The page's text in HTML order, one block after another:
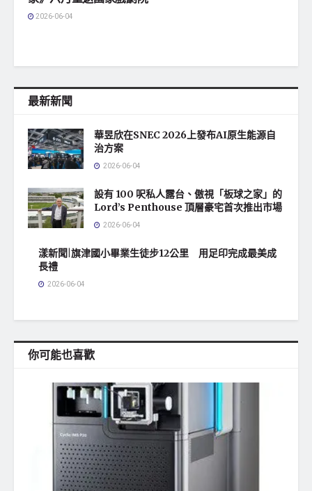
2026-06-04
最新新聞
華昱欣在SNEC 2026上發布AI原生能源自
治方案
2026-06-04
設有 100 呎私人露台、傲視「板球之家」的
Lord’s Penthouse 頂層豪宅首次推出市場
2026-06-04
漾新聞|旗津國小畢業生徒步12公里 用足印完成最美成
長禮
2026-06-04
你可能也喜歡